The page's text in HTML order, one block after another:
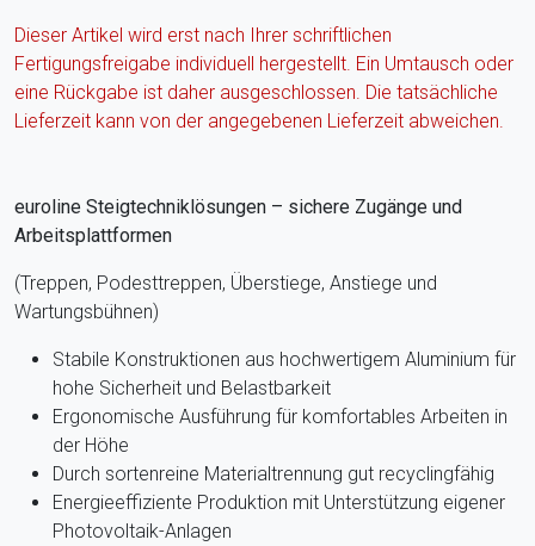
Dieser Artikel wird erst nach Ihrer schriftlichen
Fertigungsfreigabe individuell hergestellt. Ein Umtausch oder
eine Rückgabe ist daher ausgeschlossen. Die tatsächliche
Lieferzeit kann von der angegebenen Lieferzeit abweichen.
euroline Steigtechniklösungen – sichere Zugänge und
Arbeitsplattformen
(Treppen, Podesttreppen, Überstiege, Anstiege und
Wartungsbühnen)
Stabile Konstruktionen aus hochwertigem Aluminium für
hohe Sicherheit und Belastbarkeit
Ergonomische Ausführung für komfortables Arbeiten in
der Höhe
Durch sortenreine Materialtrennung gut recyclingfähig
Energieeffiziente Produktion mit Unterstützung eigener
Photovoltaik-Anlagen